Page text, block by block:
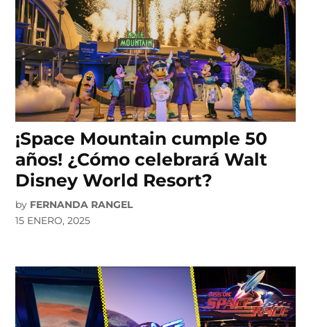
¡Space Mountain cumple 50
años! ¿Cómo celebrará Walt
Disney World Resort?
by FERNANDA RANGEL
15 ENERO, 2025